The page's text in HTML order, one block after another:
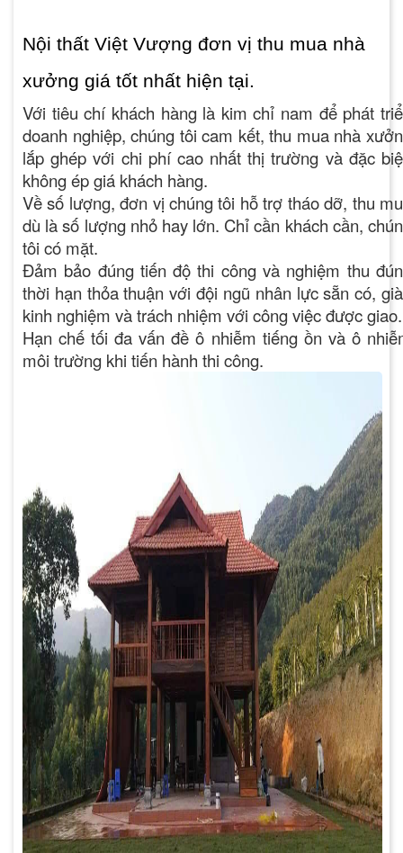
Nội thất Việt Vượng đơn vị thu mua nhà
xưởng giá tốt nhất hiện tại.
Với tiêu chí khách hàng là kim chỉ nam để phát
doanh nghiệp, chúng tôi cam kết, thu mua nhà
lắp ghép với chi phí cao nhất thị trường và đặc
không ép giá khách hàng.
Về số lượng, đơn vị chúng tôi hỗ trợ tháo dỡ, thu
dù là số lượng nhỏ hay lớn. Chỉ cần khách cần,
tôi có mặt.
Đảm bảo đúng tiến độ thi công và nghiệm thu
thời hạn thỏa thuận với đội ngũ nhân lực sẵn có,
kinh nghiệm và trách nhiệm với công việc được giao.
Hạn chế tối đa vấn đề ô nhiễm tiếng ồn và ô
môi trường khi tiến hành thi công.